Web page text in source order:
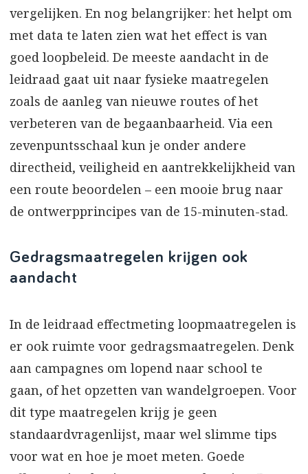
vergelijken. En nog belangrijker: het helpt om
met data te laten zien wat het effect is van
goed loopbeleid. De meeste aandacht in de
leidraad gaat uit naar fysieke maatregelen
zoals de aanleg van nieuwe routes of het
verbeteren van de begaanbaarheid. Via een
zevenpuntsschaal kun je onder andere
directheid, veiligheid en aantrekkelijkheid van
een route beoordelen – een mooie brug naar
de ontwerpprincipes van de 15-minuten-stad.
Gedragsmaatregelen krijgen ook
aandacht
In de leidraad effectmeting loopmaatregelen is
er ook ruimte voor gedragsmaatregelen. Denk
aan campagnes om lopend naar school te
gaan, of het opzetten van wandelgroepen. Voor
dit type maatregelen krijg je geen
standaardvragenlijst, maar wel slimme tips
voor wat en hoe je moet meten. Goede